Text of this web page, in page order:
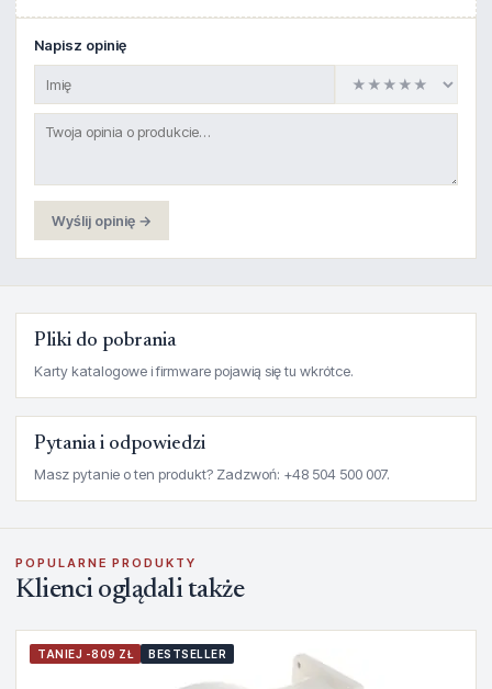
Napisz opinię
Wyślij opinię →
Pliki do pobrania
Karty katalogowe i firmware pojawią się tu wkrótce.
Pytania i odpowiedzi
Masz pytanie o ten produkt? Zadzwoń: +48 504 500 007.
POPULARNE PRODUKTY
Klienci oglądali także
TANIEJ -809 ZŁ BESTSELLER